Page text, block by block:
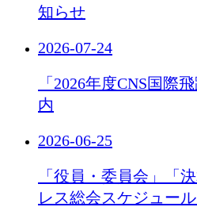
知らせ
2026-07-24
「2026年度CNS国際
内
2026-06-25
「役員・委員会」「
レス総会スケジュー